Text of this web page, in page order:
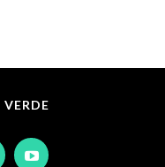
VERDE